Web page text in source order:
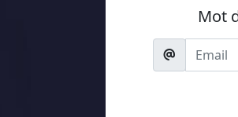
Mot